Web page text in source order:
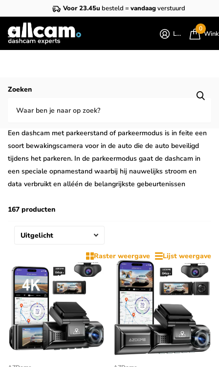
Voor 23.45u besteld = vandaagverstuurd
Zoeken
Login
0
Homepage
parkeerstand kopen?
Een dashcam met parkeerstand of parkeermodus is in feite een
soort bewakingscamera voor in de auto die de auto beveiligd
tijdens het parkeren. In de parkeermodus gaat de dashcam in
een speciale opnamestand waarbij hij nauwelijks stroom en
data verbruikt en alléén de belangrijkste gebeurtenissen
te activeren parkeermodus en verschillende manieren waarop
Voor het gebruik van de
beveiligingscamera voor in de auto is daarom een
permanente voeding nodig om de dashcam te voorzien van
stroom tijdens het parkeren
. De permanente voedingen
kunnen bij elke dashcam als accessoire worden besteld of
worden in sommige gevallen - indien vermeld - standaard
meegeleverd.
167 producten
Raster weergave Lijst weergave